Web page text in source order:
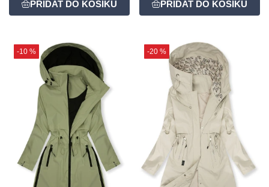
-10 % -20 %